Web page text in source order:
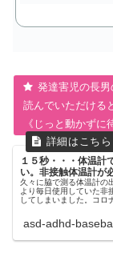
発達害児の長男
読んでいただける
《じっと動かずに
１５秒・・・体温計
い。非接触体温計が
久々に脇で測る体温計の
より毎日使用していた非
してしまいました。コロ
たので、脇で挟むタイプ
asd-adhd-